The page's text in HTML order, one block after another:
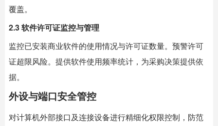
覆盖。
2.3 软件许可证监控与管理
监控已安装商业软件的使用情况与许可证数量。预警许可
证超限风险。提供软件使用频率统计，为采购决策提供依
据。
外设与端口安全管控
对计算机外部接口及连接设备进行精细化权限控制，防范